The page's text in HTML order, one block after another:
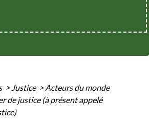
> Justice > Acteurs du monde
de justice (à présent appelé